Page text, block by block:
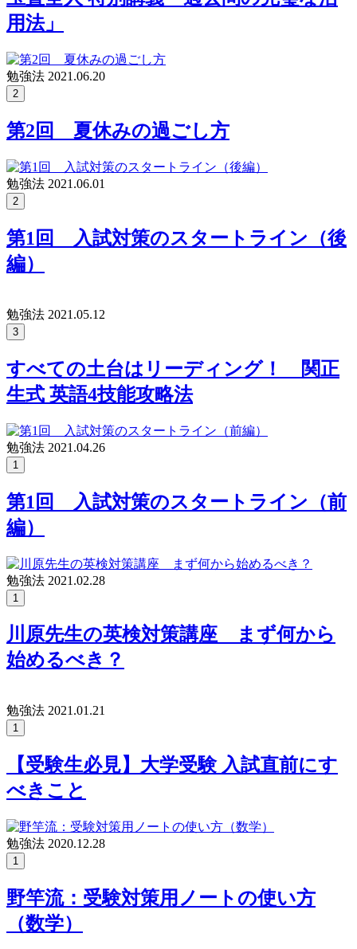
用法」
勉強法 2021.06.20
2
第2回 夏休みの過ごし方
勉強法 2021.06.01
2
第1回 入試対策のスタートライン（後
編）
勉強法 2021.05.12
3
すべての土台はリーディング！ 関正
生式 英語4技能攻略法
勉強法 2021.04.26
1
第1回 入試対策のスタートライン（前
編）
勉強法 2021.02.28
1
川原先生の英検対策講座 まず何から
始めるべき？
勉強法 2021.01.21
1
【受験生必見】大学受験 入試直前にす
べきこと
勉強法 2020.12.28
1
野竿流：受験対策用ノートの使い方
（数学）